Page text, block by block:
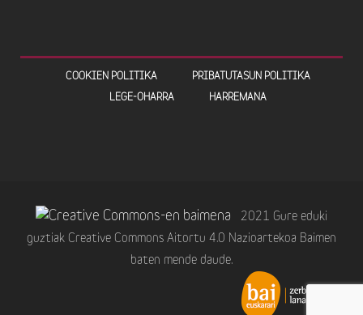
COOKIEN POLITIKA
PRIBATUTASUN POLITIKA
LEGE-OHARRA
HARREMANA
2021 Gure eduki
guztiak Creative Commons Aitortu 4.0 Nazioartekoa Baimen
baten mende daude.